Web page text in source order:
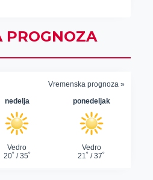
PROGNOZA